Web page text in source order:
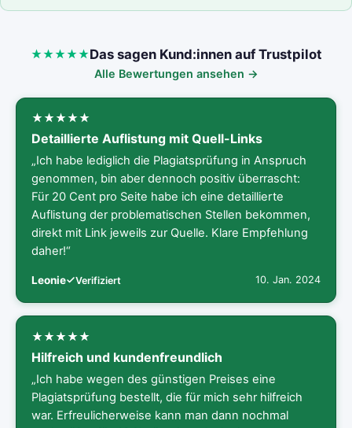
Das sagen Kund:innen auf Trustpilot
Alle Bewertungen ansehen →
Detaillierte Auflistung mit Quell-Links
„Ich habe lediglich die Plagiatsprüfung in Anspruch
genommen, bin aber dennoch positiv überrascht:
Für 20 Cent pro Seite habe ich eine detaillierte
Auflistung der problematischen Stellen bekommen,
direkt mit Link jeweils zur Quelle. Klare Empfehlung
daher!“
Leonie Verifiziert 10. Jan. 2024
Hilfreich und kundenfreundlich
„Ich habe wegen des günstigen Preises eine
Plagiatsprüfung bestellt, die für mich sehr hilfreich
war. Erfreulicherweise kann man dann nochmal